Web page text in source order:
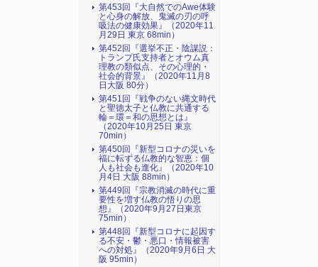
第453回『大自然でのAwe体験
と心身の解放、鬼滅の刃の呼
吸法の健康効果』（2020年11
月29日 東京 68min）
第452回『選挙不正・陰謀説：
トランプ氏支持者とオウム真
理教の類似点、その心理的・
社会的背景』（2020年11月8
日大阪 80分）
第451回『戦争のない縄文時代
と聖徳太子と仏教に共通する
輪＝環＝和の思想とは』
（2020年10月25日 東京
70min）
第450回『新型コロナの災いを
福に転ずる仏教的な智恵：個
人も社会も進化』（2020年10
月4日 大阪 88min）
第449回『宗教消滅の時代に重
要性を増す仏教の悟りの思
想』（2020年9月27日東京
75min）
第448回『新型コロナに起因す
る不安・鬱・悪口・情報被害
への対処』（2020年9月6日 大
阪 95min）